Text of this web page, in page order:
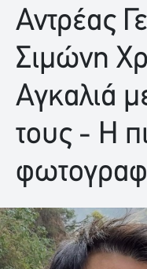
Αντρέας
Σιμώνη
Aγκαλιά
τους - Η